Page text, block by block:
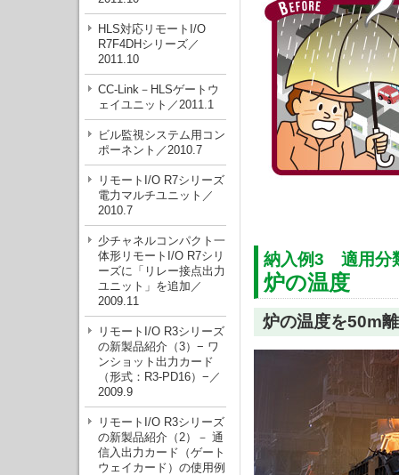
HLS対応リモートI/O
R7F4DHシリーズ／
2011.10
CC-Link－HLSゲートウ
ェイユニット／2011.1
ビル監視システム用コン
ポーネント／2010.7
リモートI/O R7シリーズ
電力マルチユニット／
2010.7
少チャネルコンパクト一
体形リモートI/O R7シリ
ーズに「リレー接点出力
ユニット」を追加／
2009.11
リモートI/O R3シリーズ
の新製品紹介（3）− ワ
ンショット出力カード
（形式：R3-PD16）−／
2009.9
リモートI/O R3シリーズ
の新製品紹介（2）－ 通
信入出力カード（ゲート
ウェイカード）の使用例
納入例3 適用分
炉の温度
炉の温度を50m